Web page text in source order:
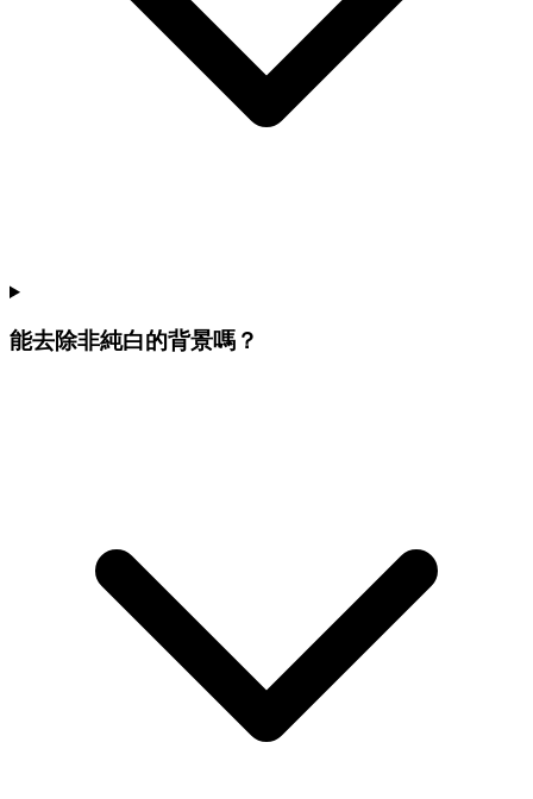
能去除非純白的背景嗎？